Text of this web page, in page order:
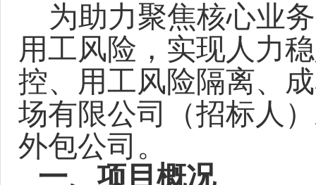
为助力聚焦核心业
用工风险，实现人力
控、用工风险隔离、
场有限公司（招标人
外包公司。
一、项目概况